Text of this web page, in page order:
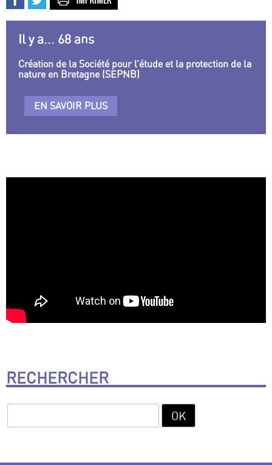
Il y a... 68 ans
Création de la Société pour l’étude et la protection de la
nature en Bretagne (SEPNB)
EN SAVOIR PLUS
RECHERCHER